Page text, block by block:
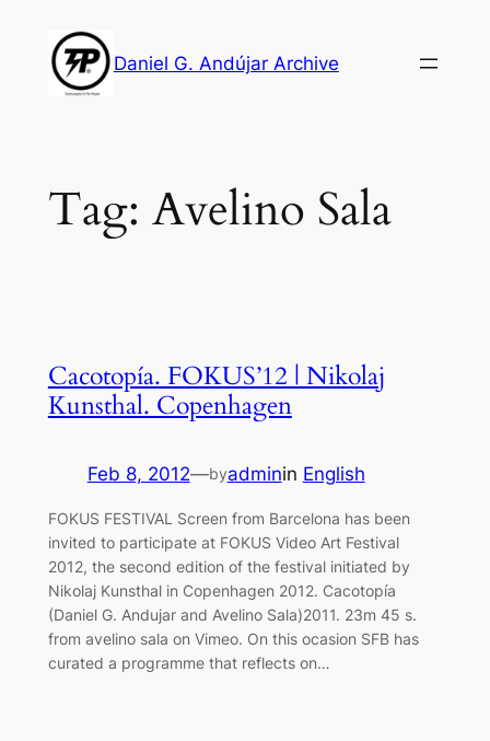
content
Daniel G. Andújar Archive
Tag: Avelino Sala
Cacotopía. FOKUS’12 | Nikolaj
Kunsthal. Copenhagen
Feb 8, 2012—byadminin English
FOKUS FESTIVAL Screen from Barcelona has been
invited to participate at FOKUS Video Art Festival
2012, the second edition of the festival initiated by
Nikolaj Kunsthal in Copenhagen 2012. Cacotopía
(Daniel G. Andujar and Avelino Sala)2011. 23m 45 s.
from avelino sala on Vimeo. On this ocasion SFB has
curated a programme that reflects on…